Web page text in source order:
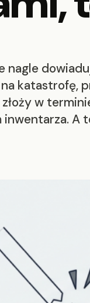
nagle
katastrofę,
w
A